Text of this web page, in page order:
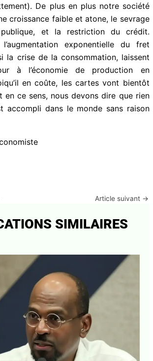
par le pouvoir central entre la
la départementalisation et la voie
locale. En tout cas, ce qui est sûr,
: celle de la croissance et du
des territoires fondée sur la
même financée par les déficits
De plus en plus notre société
croissance faible et atone, le
publique, et la restriction du
l’augmentation exponentielle du
retour à l’économie de production
et en ce sens, nous devons dire
ne s’est accompli dans le monde
Article suivant
SIMILAIRES